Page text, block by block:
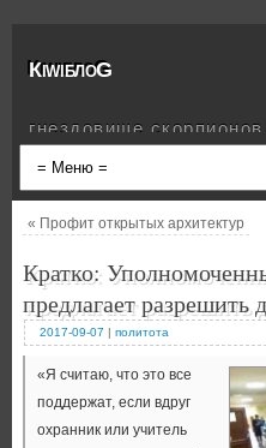
КiwiблоG
гнездовище скорпионов
« Профит открытых архитектур
Кратко:
предлагает разрешить
2017-09-07 | политота
«Я считаю, что это все
поддержат, если вдруг
охранник или учитель